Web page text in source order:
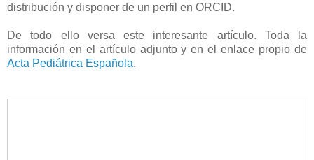
distribución y disponer de un perfil en ORCID.
De todo ello versa este interesante artículo. Toda la
información en el artículo adjunto y en el enlace propio de
Acta Pediátrica Española.